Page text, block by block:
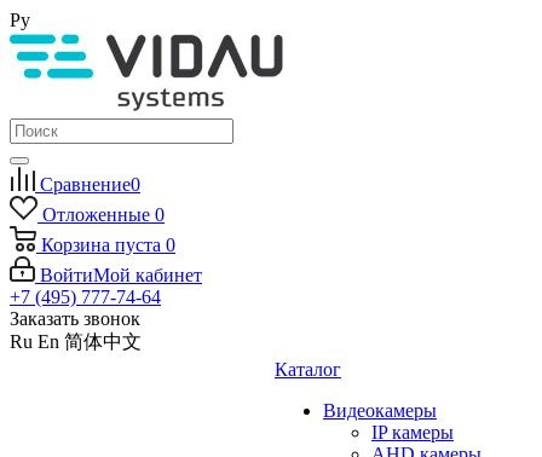
Ру
Сравнение0
Отложенные 0
Корзина пуста 0
ВойтиМой кабинет
+7 (495) 777-74-64
Заказать звонок
Ru En 简体中文
Каталог
Видеокамеры
IP камеры